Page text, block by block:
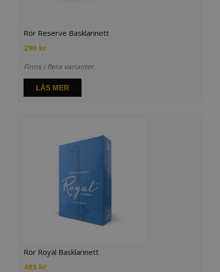
Rör Reserve Basklarinett
290 kr
Finns i flera varianter
LÄS MER
Rör Royal Basklarinett
485 kr